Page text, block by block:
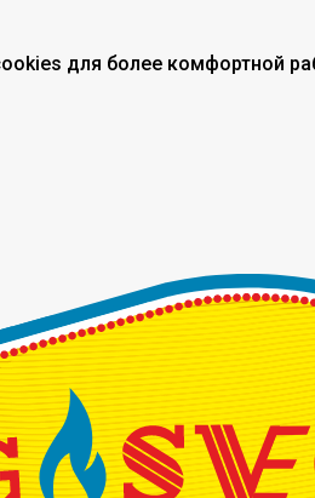
для более комфортной